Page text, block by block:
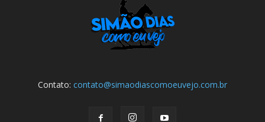
Contato: contato@simaodiascomoeuvejo.com.br